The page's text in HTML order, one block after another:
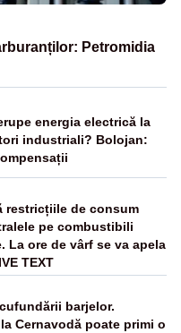
Petromidia
energia electrică la
industriali? Bolojan:
restricțiile de consum
pe combustibili
La ore de vârf se va apela
TEXT
barjelor.
Cernavodă poate primi o